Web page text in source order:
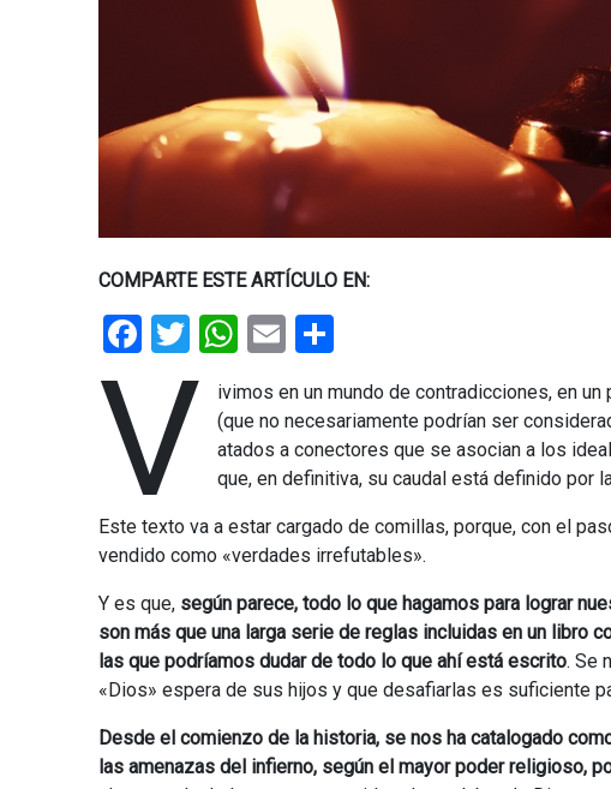
COMPARTE ESTE ARTÍCULO EN:
Facebook
Twitter
WhatsApp
Email
V
ivimos en un mundo de contradicciones, en
(que no necesariamente podrían ser
atados a conectores que se asocian a los
que, en definitiva, su caudal está definido por
Este texto va a estar cargado de comillas, porque, con el
vendido como «verdades irrefutables».
Y es que, según parece, todo lo que hagamos para lograr
son más que una larga serie de reglas incluidas en un libro
las que podríamos dudar de todo lo que ahí está escrito. Se
«Dios» espera de sus hijos y que desafiarlas es suficiente
Desde el comienzo de la historia, se nos ha catalogado
las amenazas del infierno, según el mayor poder religioso,